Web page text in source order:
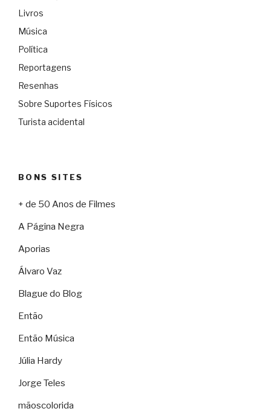
Livros
Música
Política
Reportagens
Resenhas
Sobre Suportes Físicos
Turista acidental
BONS SITES
+ de 50 Anos de Filmes
A Página Negra
Aporias
Álvaro Vaz
Blague do Blog
Então
Então Música
Júlia Hardy
Jorge Teles
mãoscolorida